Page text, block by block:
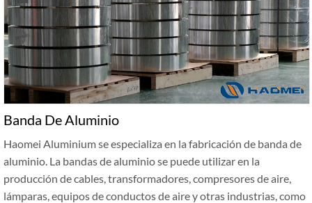
Banda De Aluminio
Haomei Aluminium se especializa en la fabricación de banda de
aluminio. La bandas de aluminio se puede utilizar en la
producción de cables, transformadores, compresores de aire,
lámparas, equipos de conductos de aire y otras industrias, como